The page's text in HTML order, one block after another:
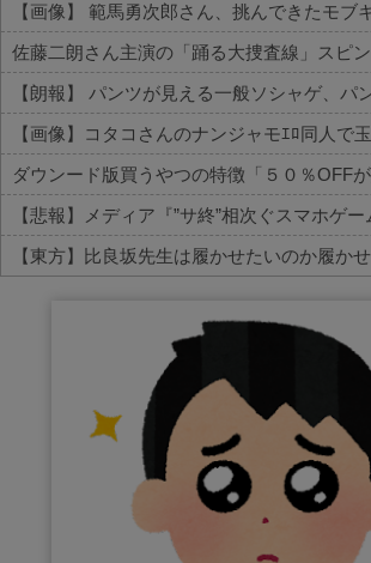
【画像】コタコさんのナンジャモｴﾛ同人で
ダウンード版買うやつの特徴「５０％OFFが
【東方】比良坂先生は履かせたいのか履か